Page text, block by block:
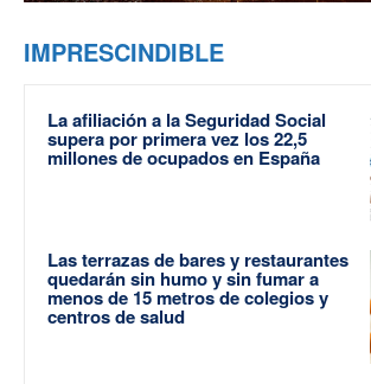
IMPRESCINDIBLE
La afiliación a la Seguridad Social
supera por primera vez los 22,5
millones de ocupados en España
Las terrazas de bares y restaurantes
quedarán sin humo y sin fumar a
menos de 15 metros de colegios y
centros de salud